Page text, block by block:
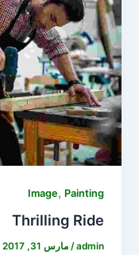
Image, Painting
Thrilling Ride
admin
/مارس 31, 2017